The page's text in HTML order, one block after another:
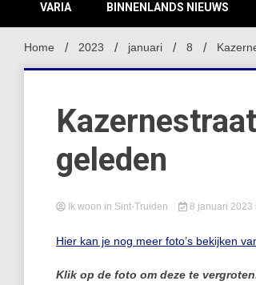
VARIA BINNENLANDS NIEUWS
Home 2023 januari 8
geleden
Ik woon in Sint-Truiden 8 januari 2023
Hier kan je nog meer foto’s bekijken
Klik op de foto om deze te